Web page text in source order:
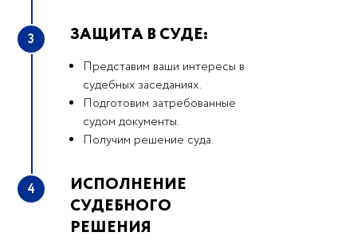
3 ЗАЩИТА В СУДЕ:
Представим ваши интересы в
судебных заседаниях.
Подготовим затребованные
судом документы.
Получим решение суда.
4
ИСПОЛНЕНИЕ
СУДЕБНОГО
РЕШЕНИЯ